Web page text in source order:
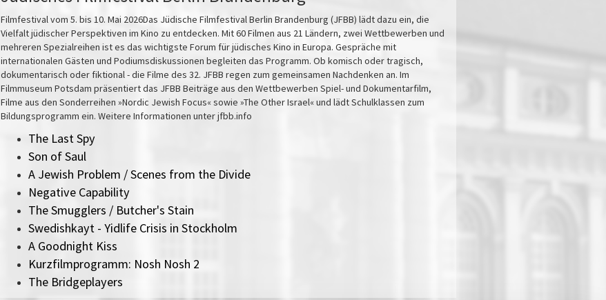
Filmfestival vom 5. bis 10. Mai 2026Das Jüdische Filmfestival Berlin Brandenburg (JFBB) lädt dazu ein, die
Vielfalt jüdischer Perspektiven im Kino zu entdecken. Mit 60 Filmen aus 21 Ländern, zwei Wettbewerben und
mehreren Spezialreihen ist es das wichtigste Forum für jüdisches Kino in Europa. Gespräche mit
internationalen Gästen und Podiumsdiskussionen begleiten das Programm. Ob komisch oder tragisch,
dokumentarisch oder fiktional - die Filme des 32. JFBB regen zum gemeinsamen Nachdenken an. Im
Filmmuseum Potsdam präsentiert das JFBB Beiträge aus den Wettbewerben Spiel- und Dokumentarfilm,
Filme aus den Sonderreihen »Nordic Jewish Focus« sowie »The Other Israel« und lädt Schulklassen zum
Bildungsprogramm ein. Weitere Informationen unter jfbb.info
The Last Spy
Son of Saul
A Jewish Problem / Scenes from the Divide
Negative Capability
The Smugglers / Butcher's Stain
Swedishkayt - Yidlife Crisis in Stockholm
A Goodnight Kiss
Kurzfilmprogramm: Nosh Nosh 2
The Bridgeplayers